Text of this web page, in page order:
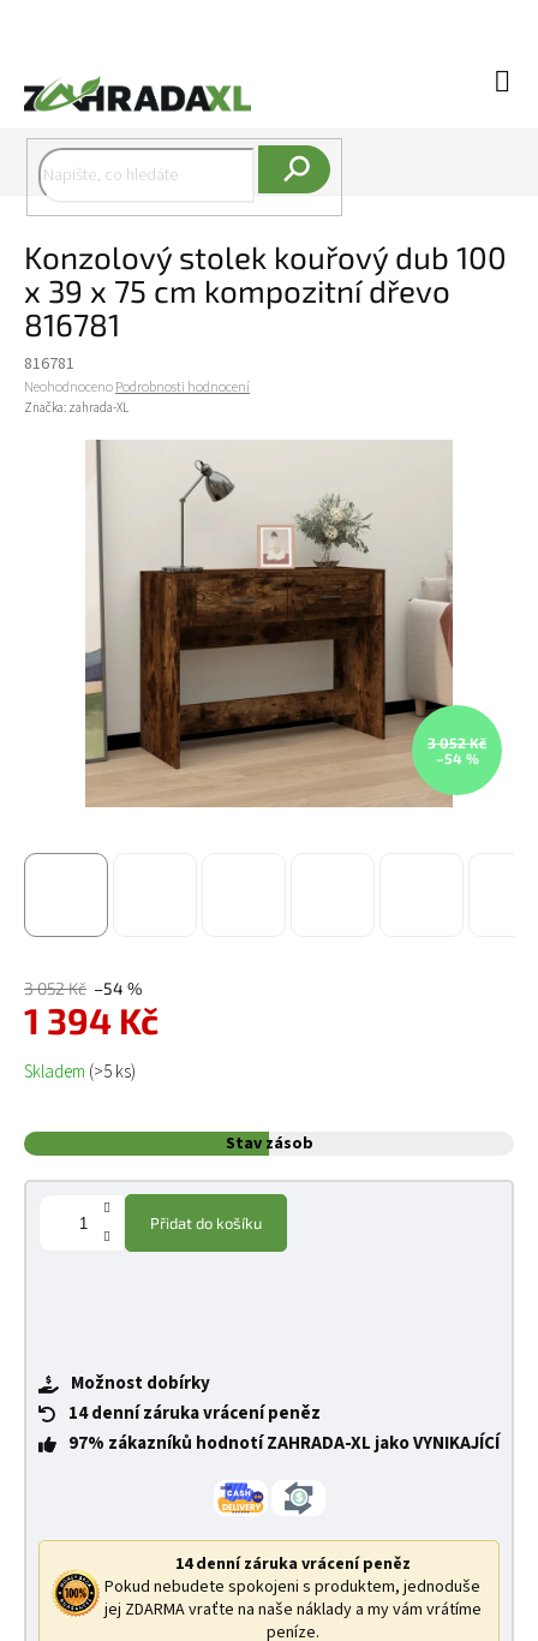
Konzolový stolek kouřový dub 100
x 39 x 75 cm kompozitní dřevo
816781
816781
Průměrné hodnocení produktu je 0,0 z 5 hvězdiček.
NeohodnocenoPodrobnosti hodnocení
Značka: zahrada-XL
3 052 Kč
–54 %
3 052 Kč –54 %
1 394 Kč
Měrná cena:
Skladem (>5 ks)
Stav zásob
Přidat do košíku
Možnost dobírky
14 denní záruka vrácení peněz
97% zákazníků hodnotí ZAHRADA-XL jako VYNIKAJÍCÍ
14 denní záruka vrácení peněz
Pokud nebudete spokojeni s produktem, jednoduše
jej ZDARMA vraťte na naše náklady a my vám vrátíme
peníze.